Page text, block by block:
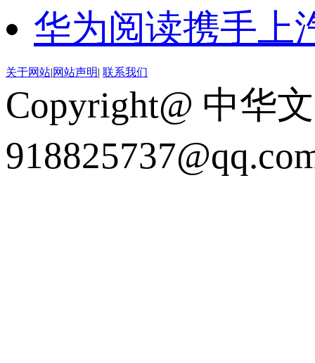
华为阅读携手上
关于网站|网站声明| 联系我们
Copyright@ 中